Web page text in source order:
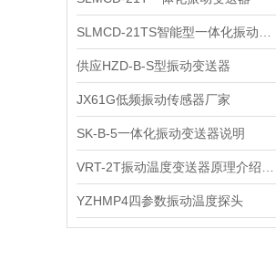
供应HZD-B-S型振动变送器
JX61G低频振动传感器厂家
SK-B-5一体化振动变送器说明
YZHMP4四参数振动温度探头